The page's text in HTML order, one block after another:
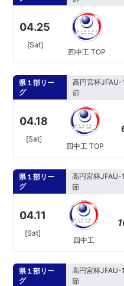
04.25
[Sat]
四中工 TOP
県１部リー
グ
高円宮杯
節
04.18
[Sat]
四中工 TOP
県１部リー
グ
高円宮杯JFAU-
節
04.11
[Sat]
四中工
県１部リー
グ
高円宮杯JFAU-
節